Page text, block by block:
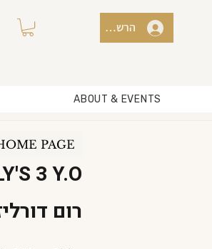
הרשמה למועדון / כניסה
ABOUT & EVENTS
PAGE
3 Y.O
רום דורליז 3